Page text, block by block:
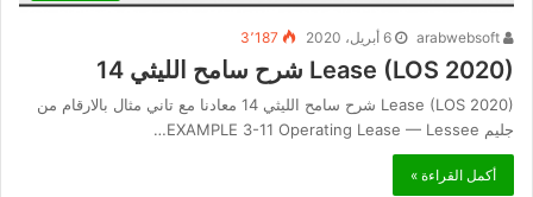
6 أبريل، 2020 3٬187
Lease (LOS 2020) شرح سامح الليثي 14
Lease (LOS 2020) شرح سامح الليثي 14 معادنا مع تاني مثال بالارقام من
جليم EXAMPLE 3-11 Operating Lease — Lessee…
أكمل القراءة »